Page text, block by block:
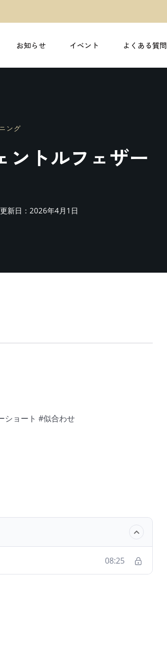
お知らせ イベント よくある質問
ング
ントルフェザー
新日：2026年4月1日
ショート #似合わせ
08:25